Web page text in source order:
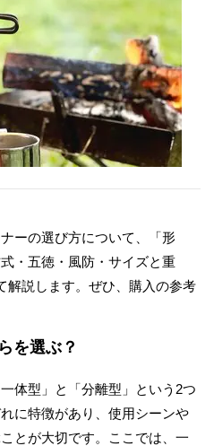
ーの選び方について、「形
・五徳・風防・サイズと重
解説します。ぜひ、購入の参考
を選ぶ？
体型」と「分離型」という2つ
に特徴があり、使用シーンや
とが大切です。ここでは、一